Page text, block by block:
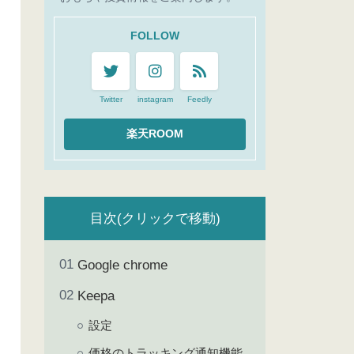
FOLLOW
Twitter instagram Feedly
目次(クリックで移動)
Google chrome
Keepa
設定